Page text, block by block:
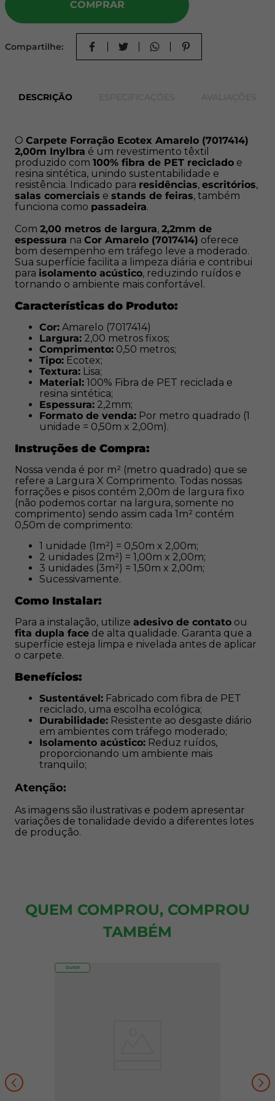
diária e contribui paraisolamento acústico
ruídos e tornando o ambiente mais confortável.
Características do Produto:
Comprimento:
Material:100% Fibra de PET reciclada e resina
sintética;
Espessura:2,2mm;
Formato de venda:Por metro quadrado (1 unidade
= 0,50m x 2,00m).
Nossa venda é por m² (metro quadrado) que se refere a
Largura X Comprimento. Todas nossas forrações e pisos
contém 2,00m de largura fixo (não podemos cortar na
largura, somente no comprimento) sendo assim cada
1 unidade (1m²) = 0,50m x 2,00m;
2 unidades (2m²) = 1,00m x 2,00m;
3 unidades (3m²) = 1,50m x 2,00m;
Sucessivamente.
Como Instalar:
Para a instalação, utilizeadesivo de contatooufita dupla
de alta qualidade. Garanta que a superfície esteja
limpa e nivelada antes de aplicar o carpete.
Benefícios:
Sustentável:Fabricado com fibra de PET
reciclado, uma escolha ecológica;
Durabilidade:Resistente ao desgaste diário em
Isolamento acústico:Reduz ruídos,
proporcionando um ambiente mais tranquilo;
As imagens são ilustrativas e podem apresentar
variações de tonalidade devido a diferentes lotes de
produção.
COMPRAR
Compartilhe:
DESCRIÇÃO
O Carpete Forração Ecotex Amarelo (7017414)
2,00m Inylbra é um revestimento têxtil
produzido com 100% fibra de PET reciclado e
resina sintética, unindo sustentabilidade e
resistência. Indicado para residências, escritórios,
salas comerciais e stands de feiras, também
funciona como passadeira.
Com 2,00 metros de largura, 2,2mm de
espessura na Cor Amarelo (7017414) oferece
bom desempenho em tráfego leve a moderado.
Sua superfície facilita a limpeza diária e contribui
para isolamento acústico, reduzindo ruídos e
tornando o ambiente mais confortável.
Características do Produto:
Cor: Amarelo (7017414)
Largura: 2,00 metros fixos;
Comprimento: 0,50 metros;
Tipo: Ecotex;
Textura: Lisa;
Material: 100% Fibra de PET reciclada e
resina sintética;
Espessura: 2,2mm;
Formato de venda: Por metro quadrado (1
unidade = 0,50m x 2,00m).
Instruções de Compra:
Nossa venda é por m² (metro quadrado) que se
refere a Largura X Comprimento. Todas nossas
forrações e pisos contém 2,00m de largura fixo
(não podemos cortar na largura, somente no
comprimento) sendo assim cada 1m² contém
0,50m de comprimento:
1 unidade (1m²) = 0,50m x 2,00m;
2 unidades (2m²) = 1,00m x 2,00m;
3 unidades (3m²) = 1,50m x 2,00m;
Sucessivamente.
Como Instalar:
Para a instalação, utilize adesivo de contato ou
fita dupla face de alta qualidade. Garanta que a
superfície esteja limpa e nivelada antes de aplicar
o carpete.
Benefícios:
Sustentável: Fabricado com fibra de PET
reciclado, uma escolha ecológica;
Durabilidade: Resistente ao desgaste diário
em ambientes com tráfego moderado;
Isolamento acústico: Reduz ruídos,
proporcionando um ambiente mais
tranquilo;
Atenção:
As imagens são ilustrativas e podem apresentar
variações de tonalidade devido a diferentes lotes
de produção.
QUEM COMPROU, COMPROU
TAMBÉM
Outlet